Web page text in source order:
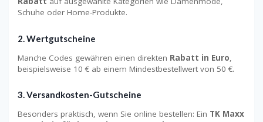
Schuhe oder Home-Produkte.
2. Wertgutscheine
Manche Codes gewähren einen direkten Rabatt in Euro
beispielsweise 10 € ab einem Mindestbestellwert von 50 €.
3. Versandkosten-Gutscheine
Besonders praktisch, wenn Sie online bestellen: Ein TK Maxx